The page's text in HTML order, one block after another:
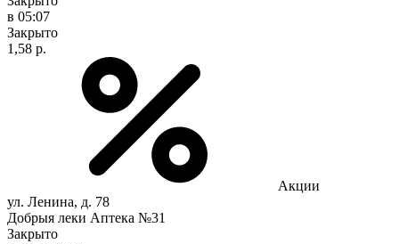
в 05:07
Закрыто
1,58 р.
Акции
ул. Ленина, д. 78
Добрыя леки Аптека №31
Закрыто